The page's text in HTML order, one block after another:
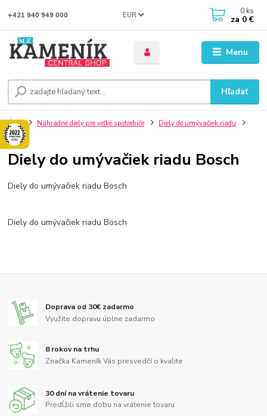
Menu
EUR
Hľadať
+421 940 949 000 0 ks
za 0 €
Úvod Náhradné diely pre veľké spotrebiče
Diely do umývačiek riadu
Bosch
Diely do umývačiek riadu Bosch
Diely do umývačiek riadu Bosch
Diely do umývačiek riadu Bosch
Doprava od 30€ zadarmo
Využite dopravu úplne zadarmo
8 rokov na trhu
Značka Kameník Vás presvedčí o kvalite
30 dní na vrátenie tovaru
Predĺžili sme dobu na vrátenie tovaru